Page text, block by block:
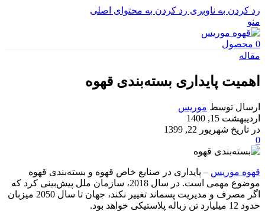
رد کردن به ناوبری رد کردن به محتوای اصلی
منو
0 محصول
مقاله
اهمیت پایداری بسته‌بندی قهوه
ارسال توسط موریس
اردیبهشت 15, 1400
در تاریخ شهریور 22, 1399
0
قهوه موریس – پایداری در صنایع خاص قهوه و بسته‌بندی قهوه
موضوع مهمی است. در سال 2018، سازمان ملل پیش‌بینی کرد که
اگر مصرف و مدیریت پسماند تغییر نکند، جهان تا سال 2050 میزبان
حدود 12 میلیارد تن زباله پلاستیکی خواهد بود.